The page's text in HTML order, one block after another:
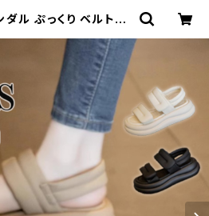
ダル ぷっくり ベルトデ
| Kinshuu